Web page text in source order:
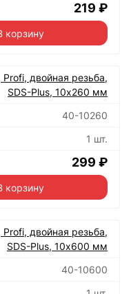
219 ₽
корзину
Profi, двойная резьба,
SDS-Plus, 10х260 мм
40-10260
1 шт.
299 ₽
корзину
Profi, двойная резьба,
SDS-Plus, 10х600 мм
40-10600